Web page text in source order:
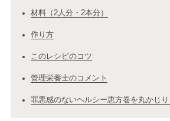
材料（2人分・2本分）
作り方
このレシピのコツ
管理栄養士のコメント
罪悪感のないヘルシー恵方巻を丸かじり